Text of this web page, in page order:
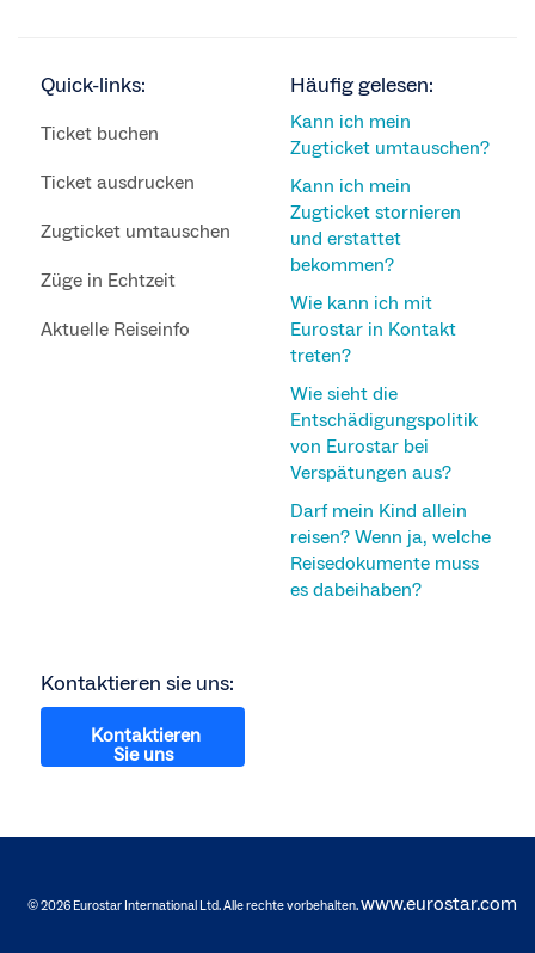
Quick-links:
Ticket buchen
Ticket ausdrucken
Zugticket umtauschen
Züge in Echtzeit
Aktuelle Reiseinfo
Häufig gelesen:
Kann ich mein
Zugticket umtauschen?
Kann ich mein
Zugticket stornieren
und erstattet
bekommen?
Wie kann ich mit
Eurostar in Kontakt
treten?
Wie sieht die
Entschädigungspolitik
von Eurostar bei
Verspätungen aus?
Darf mein Kind allein
reisen? Wenn ja, welche
Reisedokumente muss
es dabeihaben?
Kontaktieren sie uns:
Kontaktieren
Sie uns
© 2026 Eurostar International Ltd. Alle rechte vorbehalten.www.eurostar.com